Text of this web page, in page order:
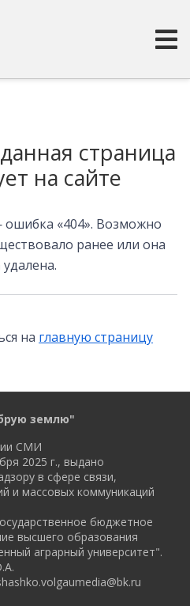
страница
на сайте
«404». Возможно
ранее или она
на главную страницу
землю"
СМИ
2025 г., выдано
в сфере связи,
и массовых коммуникаций
бюджетное
высшего образования
аграрный университет".